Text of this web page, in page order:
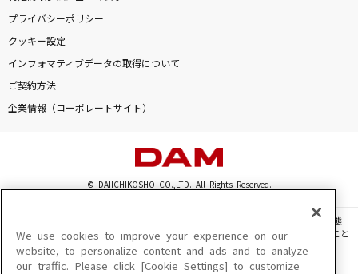
プライバシーポリシー
クッキー設定
インフォマティブデータの取得について
ご契約方法
企業情報（コーポレートサイト）
© DAIICHIKOSHO CO.,LTD. All Rights Reserved.
このサイトに掲載されている一切の文章・画像・写真・動画・音声等を、手段や形態
を問わず、著作権法の定める範囲を超えて無断で複製、転載、ファイル化などすること
を禁じます。
楽曲及びコンテンツは、機種によりご利用いただけない場合があります。
We use cookies to improve your experience on our
website, to personalize content and ads and to analyze
our traffic. Please click [Cookie Settings] to customize